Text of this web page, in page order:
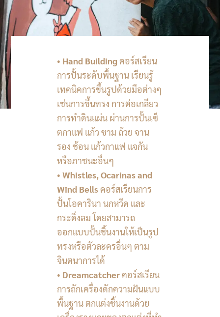
• Hand Building คอร์สเรียน
การปั้นระดับพื้นฐาน เรียนรู้
เทคนิคการขึ้นรูปด้วยมือต่างๆ
เช่นการขึ้นทรง การต่อเกลียว
การทำดินแผ่น ผ่านการปั้นเซ็
ตกาแฟ แก้ว ชาม ถ้วย จาน
รอง ช้อน แก้วกาแฟ แจกัน
หรือภาชนะอื่นๆ
•Whistles, Ocarinas and
Wind Bellsคอร์สเรียนการ
ปั้นโอคารินา นกหวีด และ
กระดิ่งลม โดยสามารถ
ออกแบบปั้นชิ้นงานให้เป็นรูป
ทรงหรือตัวละครอื่นๆ ตาม
จินตนาการได้
• Dreamcatcherคอร์สเรียน
การถักเครื่องดักความฝันแบบ
พื้นฐาน ตกแต่งชิ้นงานด้วย